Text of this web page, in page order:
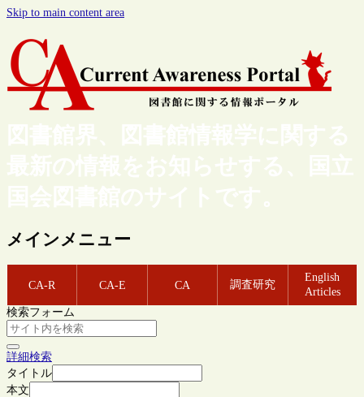
Skip to main content area
図書館界、図書館情報学に関する
最新の情報をお知らせする、国立
国会図書館のサイトです。
メインメニュー
CA-R CA-E CA 調査研究
English
Articles
検索フォーム
詳細検索
タイトル
本文